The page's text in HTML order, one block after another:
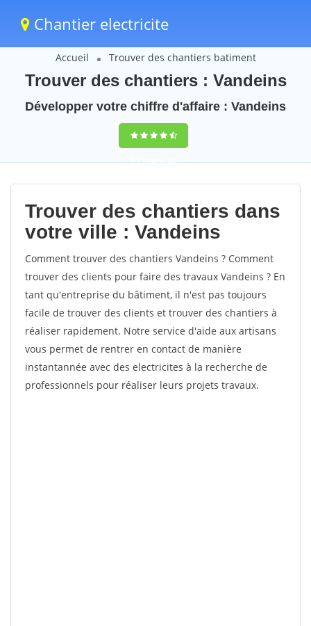
Chantier electricite
Accueil Trouver des chantiers batiment
Trouver des chantiers : Vandeins
Développer votre chiffre d'affaire : Vandeins
9,5(100%)62
votes
Trouver des chantiers dans
votre ville : Vandeins
Comment trouver des chantiers Vandeins ? Comment
trouver des clients pour faire des travaux Vandeins ? En
tant qu'entreprise du bâtiment, il n'est pas toujours
facile de trouver des clients et trouver des chantiers à
réaliser rapidement. Notre service d'aide aux artisans
vous permet de rentrer en contact de manière
instantannée avec des electricites à la recherche de
professionnels pour réaliser leurs projets travaux.